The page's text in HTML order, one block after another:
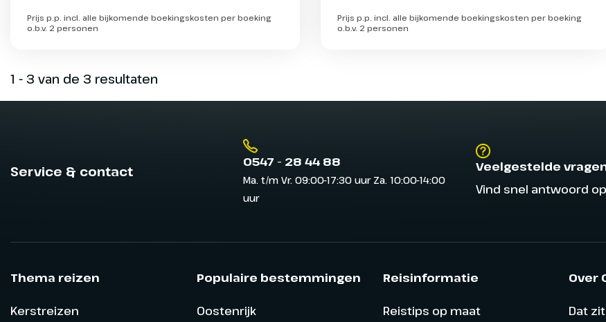
Prijs p.p. incl. alle bijkomende boekingskosten per boeking
o.b.v. 2 personen
Prijs p.p. incl. alle bijkomende boekingskosten per boeking
o.b.v. 2 personen
1 - 3 van de 3 resultaten
Service & contact
0547 - 28 44 88
Ma. t/m Vr. 09:00-17:30 uur Za. 10:00-14:00
uur
Veelgestelde
Vind snel antwoord
Thema reizen
Kerstreizen
Populaire bestemmingen
Oostenrijk
Reisinformatie
Reistips op maat
Over
Dat